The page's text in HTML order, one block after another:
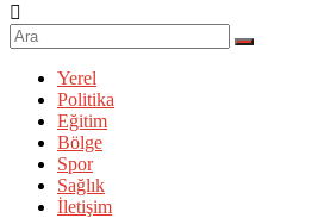
Karacabey
Meltem
Gazetesi
Karacabey'in
kulağı,
Yerel
Politika
Eğitim
Bölge
Spor
Sağlık
İletişim